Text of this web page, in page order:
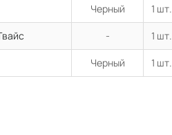
Черный 1 шт.
- 1 шт.
Черный 1 шт.